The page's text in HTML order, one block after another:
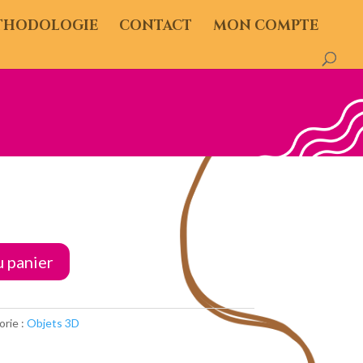
CONTACT MON COMPTE
panier
: Objets 3D